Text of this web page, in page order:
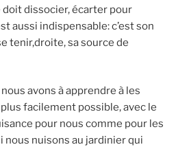
doit dissocier, écarter pour
aussi indispensable: c’est son
tenir,droite, sa source de
avons à apprendre à les
facilement possible, avec le
pour nous comme pour les
nous nuisons au jardinier qui